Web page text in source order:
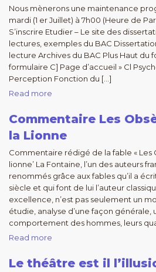
Nous mènerons une maintenance
mardi (1 er Juillet) à 7h00 (Heure de
S’inscrire Etudier – Le site des
lectures, exemples du BAC
lecture Archives du BAC Plus Haut du
formulaire C] Page d’accueil » Cl
Perception Fonction du […]
Read more
Commentaire Les
la Lionne
Commentaire rédigé de la fable « Les
lionne’ La Fontaine, l’un des auteurs
renommés grâce aux fables qu’il a
siècle et qui font de lui l’auteur
excellence, n’est pas seulement un
étudie, analyse d’une façon générale,
comportement des hommes, leurs
Read more
Le théâtre est il